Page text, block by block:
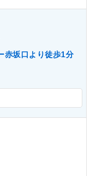
赤坂口より徒歩1分